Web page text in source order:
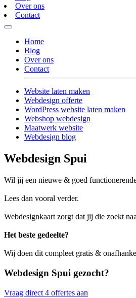
Over ons
Contact
Home
Blog
Over ons
Contact
Website laten maken
Webdesign offerte
WordPress website laten maken
Webshop webdesign
Maatwerk website
Webdesign blog
Webdesign Spui
Wil jij een nieuwe & goed
Lees dan vooral verder.
Webdesignkaart zorgt dat jij die zoekt
Het beste gedeelte?
Wij doen dit compleet gratis &
Webdesign Spui gezocht?
Vraag direct 4 offertes aan